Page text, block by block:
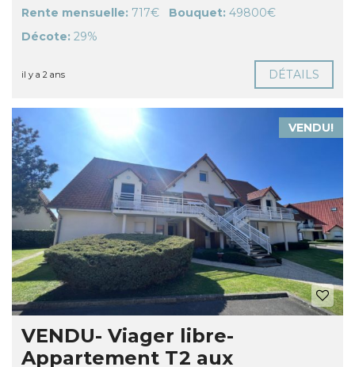
Rente mensuelle: 717€ Bouquet: 49800€
Décote: 29%
il y a 2 ans DÉTAILS
VENDU!
VENDU- Viager libre-
Appartement T2 aux